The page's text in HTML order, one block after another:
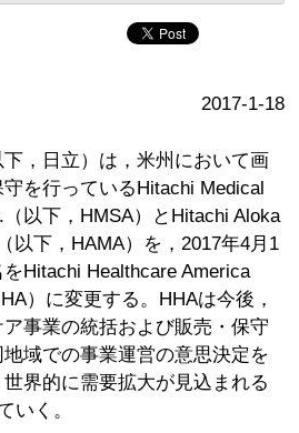
2017-1-18
下，日立）は，米州において画
を行っているHitachi Medical
以下，HMSA）とHitachi Aloka
以下，HAMA）を，2017年4月1
Hitachi Healthcare America
）に変更する。HHAは今後，
事業の統括および販売・保守
域での事業運営の意思決定を
界的に需要拡大が見込まれる
いく。